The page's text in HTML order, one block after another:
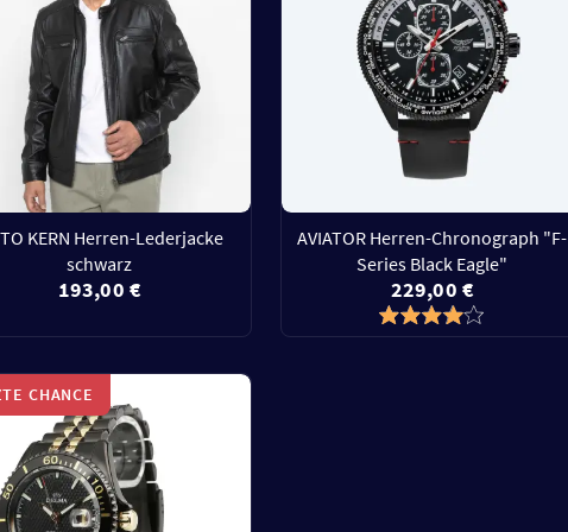
KERN Herren-Lederjacke
schwarz
193,00 €
AVIATOR Herren-Chronograph "F-
Series Black Eagle"
229,00 €
CHANCE